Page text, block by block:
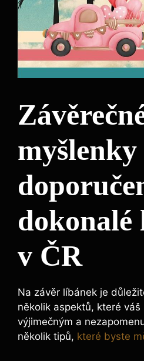
myšlenky
v ČR
Na závěr líbánek je
několik aspektů, které váš
výjimečným a
několik tipů, které byste